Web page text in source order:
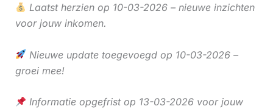
Laatst herzien op 10-03-2026 – nieuwe inzichten
voor jouw inkomen.
Nieuwe update toegevoegd op 10-03-2026 –
groei mee!
Informatie opgefrist op 13-03-2026 voor jouw